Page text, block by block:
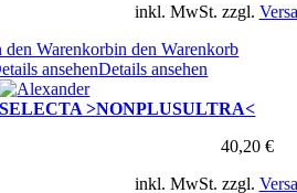
inkl. MwSt. zzgl.
den Warenkorbin den Warenkorb
ansehenDetails ansehen
SELECTA >NONPLUSULTRA<
40,20 €
inkl. MwSt. zzgl.